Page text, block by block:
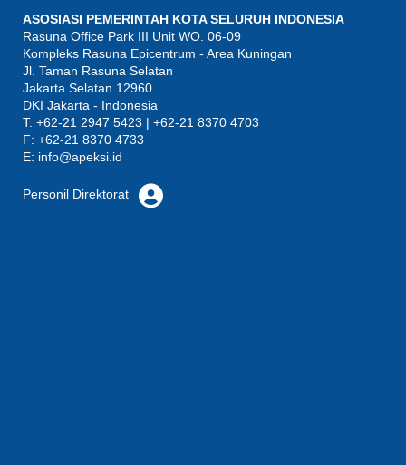
ASOSIASI PEMERINTAH KOTA SELURUH INDONESIA
Rasuna Office Park III Unit WO. 06-09
Kompleks Rasuna Epicentrum - Area Kuningan
Jl. Taman Rasuna Selatan
Jakarta Selatan 12960
DKI Jakarta - Indonesia
T: +62-21 2947 5423 | +62-21 8370 4703
F: +62-21 8370 4733
E: info@apeksi.id
Personil Direktorat